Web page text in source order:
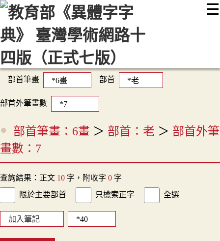
☰
::: 最新消息 常見問題 編輯說明
顯示模式
網站導覽
部首筆畫 部首
部首外筆畫數
部首筆畫：6畫 ＞ 部首：老 ＞ 部首外筆
畫數：7
查詢結果：正文 10 字，附收字 0 字
限於主要部首
只檢索正字 全選
加入筆記